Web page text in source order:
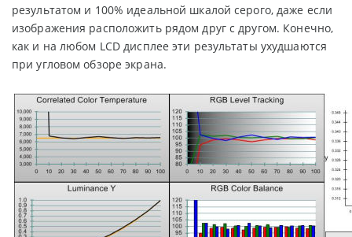
результатом и 100% идеальной шкалой серого, даже если
изображения расположить рядом друг с другом. Конечно,
как и на любом LCD дисплее эти результаты ухудшаются
при угловом обзоре экрана.